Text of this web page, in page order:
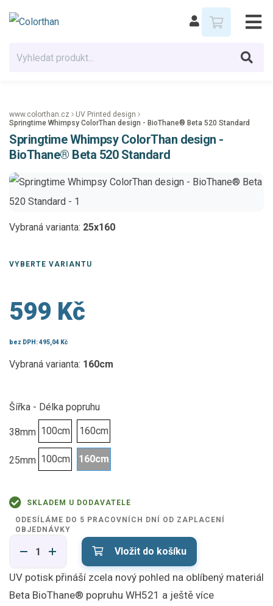
www.colorthan.cz
UV Printed design
Springtime Whimpsy ColorThan design - BioThane® Beta 520 Standard
Springtime Whimpsy ColorThan design -
BioThane® Beta 520 Standard
Vybraná varianta: 25x160
VYBERTE VARIANTU
UV potisk přináší zcela nový pohled na oblíbený materiál
Beta BioThane® popruhu WH521 a ještě více
599 Kč
bez DPH:495,04 Kč
Vybraná varianta: 160cm
Šířka - Délka popruhu
38mm 100cm 160cm
25mm 100cm 160cm
Vložit do košíku
SKLADEM U DODAVATELE
ODESÍLÁME DO 5 PRACOVNÍCH DNÍ OD ZAPLACENÍ
OBJEDNÁVKY